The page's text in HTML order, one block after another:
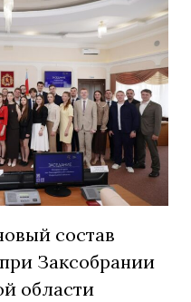
состав
Заксобрании
области